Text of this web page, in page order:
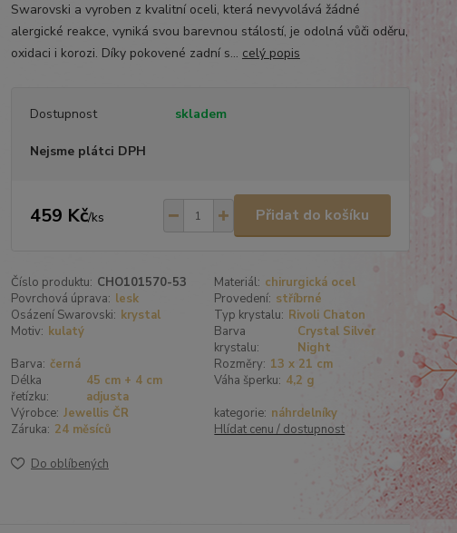
Swarovski a vyroben z kvalitní oceli, která nevyvolává žádné
alergické reakce, vyniká svou barevnou stálostí, je odolná vůči oděru,
oxidaci i korozi. Díky pokovené zadní s... celý popis
Dostupnost skladem
Nejsme plátci DPH
459 Kč/ks Přidat do košíku
Číslo produktu: CHO101570-53 Materiál: chirurgická ocel
Povrchová úprava: lesk Provedení: stříbrné
Osázení Swarovski: krystal Typ krystalu: Rivoli Chaton
Motiv: kulatý
Barva
krystalu:
Crystal Silver
Night
Barva: černá Rozměry: 13 x 21 cm
Délka
řetízku:
45 cm + 4 cm
adjusta
Váha šperku: 4,2 g
Výrobce: Jewellis ČR kategorie: náhrdelníky
Záruka: 24 měsíců Hlídat cenu / dostupnost
Do oblíbených